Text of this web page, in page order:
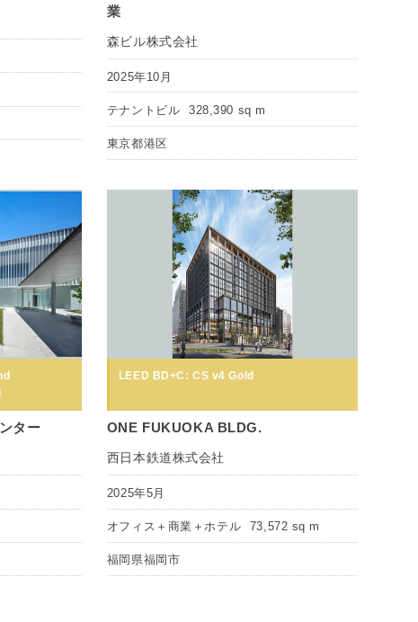
業
森ビル株式会社
2025年10月
テナントビル 328,390 sq m
東京都港区
ター
LEED BD+C: CS v4 Gold
ONE FUKUOKA BLDG.
西日本鉄道株式会社
2025年5月
オフィス＋商業＋ホテル 73,572 sq m
福岡県福岡市